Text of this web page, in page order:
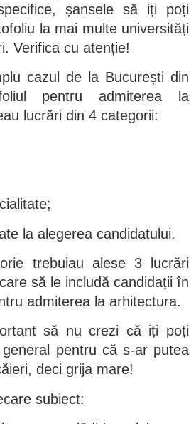
șansele să iți poți
la mai multe universități
Verifica cu atenție!
cazul de la București din
pentru admiterea la
lucrări din 4 categorii:
la alegerea candidatului.
trebuiau alese 3 lucrări
să le includă candidații în
admiterea la arhitectura.
să nu crezi că iți poți
pentru că s-ar putea
deci grija mare!
subiect: